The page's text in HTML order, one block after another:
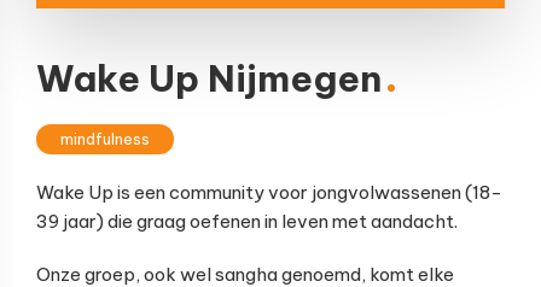
Wake Up Nijmegen
mindfulness
Wake Up is een community voor jongvolwassenen (18-
39 jaar) die graag oefenen in leven met aandacht.
Onze groep, ook wel sangha genoemd, komt elke